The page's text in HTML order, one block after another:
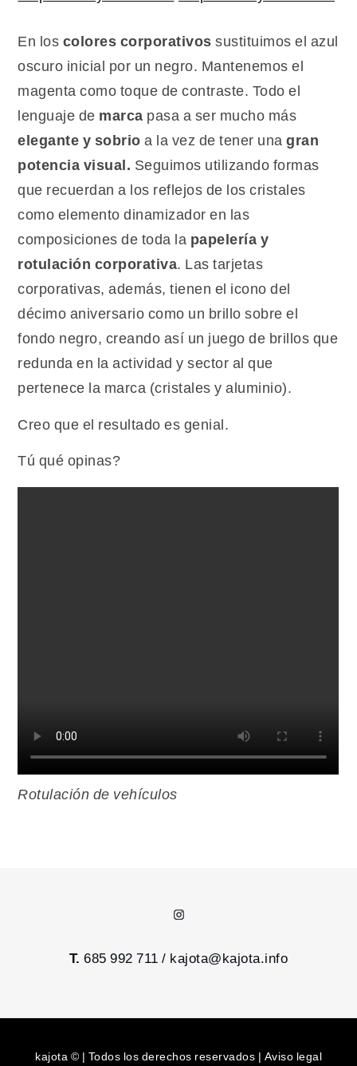
En los colores corporativos sustituimos el azul
oscuro inicial por un negro. Mantenemos el
magenta como toque de contraste. Todo el
lenguaje de marca pasa a ser mucho más
elegante y sobrio a la vez de tener unagran
potencia visual. Seguimos utilizando formas
que recuerdan a los reflejos de los cristales
como elemento dinamizador en las
composiciones de toda la papelería y
rotulación corporativa. Las tarjetas
corporativas, además, tienen el icono del
décimo aniversario como un brillo sobre el
fondo negro, creando así un juego de brillos que
redunda en la actividad y sector al que
pertenece la marca (cristales y aluminio).
Creo que el resultado es genial.
Tú qué opinas?
Rotulación de vehículos
Instagram
T. 685 992 711 / kajota@kajota.info
kajota © | Todos los derechos reservados | Aviso legal